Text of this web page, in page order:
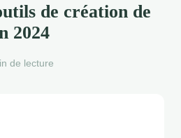
de création de
2024
de lecture